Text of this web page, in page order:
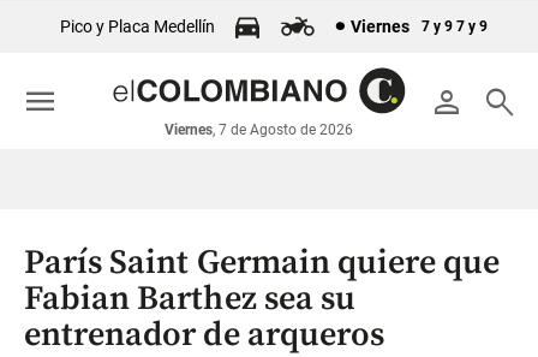
económicos
Colombia
Pico y Placa Medellín Viernes 7 y 9 7 y 9
person search
Viernes, 7 de Agosto de 2026
menu
París Saint Germain quiere que
Fabian Barthez sea su
entrenador de arqueros